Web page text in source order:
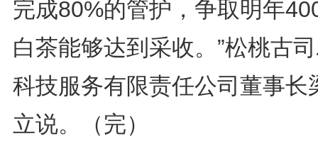
完成80%的管护，争取明年
白茶能够达到采收。”松桃古
科技服务有限责任公司董事长
立说。（完）